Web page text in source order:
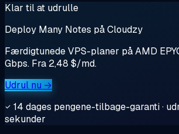
Klar til at udrulle
Deploy Many Notes på Cloudzy
Færdigtunede VPS-planer på AMD
Gbps. Fra 2,48 $/md.
Udrul nu →
14 dages pengene-tilbage-garanti ·
sekunder